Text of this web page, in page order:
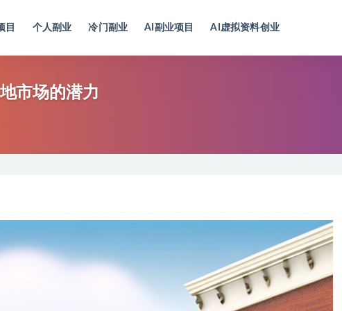
目 个人副业 冷门副业 AI副业项目 AI虚拟资料创业
市场的潜力